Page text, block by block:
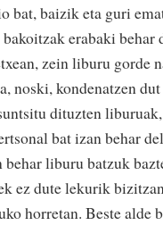
bat, baizik eta guri
erabaki behar
zein liburu gorde
noski, kondenatzen
dituzten
bat izan behar
liburu batzuk
ez dute lekurik
horretan. Beste alde